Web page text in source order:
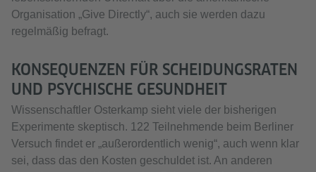
Organisation „Give Directly“, auch sie werden dazu
regelmäßig befragt.
KONSEQUENZEN FÜR SCHEIDUNGSRATEN
UND PSYCHISCHE GESUNDHEIT
Wissenschaftler Osterkamp sieht viele der bisherigen
Experimente skeptisch. 122 Teilnehmende beim Berliner
Versuch findet er „außerordentlich wenig“, auch wenn klar
sei, dass das den Kosten geschuldet ist. An anderen